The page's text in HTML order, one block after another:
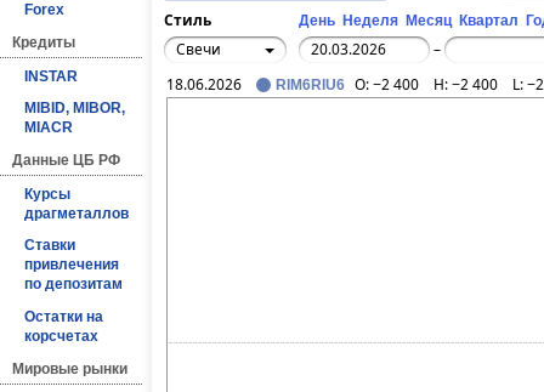
Forex
Кредиты
INSTAR
MIBID, MIBOR,
MIACR
Данные ЦБ РФ
Курсы
драгметаллов
Ставки
привлечения
по депозитам
Остатки на
корсчетах
Мировые рынки
Стиль
День Неделя Месяц Квартал
Свечи
–
18.06.2026
RIM6RIU6 O:−2 400 H:−2 400 L: